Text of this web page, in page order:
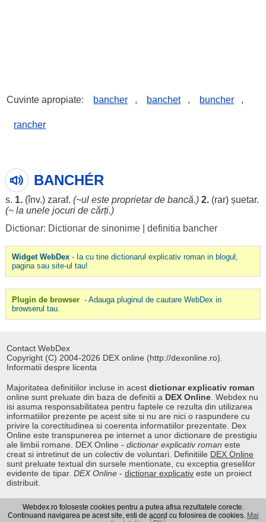
Cuvinte apropiate: bancher , banchet , buncher ,
rancher
BANCHÉR
s. 1.(înv.) zaraf. (~ul este proprietarde bancă.) 2.(rar) șuetar.
(~ la unele jocuride cărți.)
Dictionar: Dictionar de sinonime| definitia bancher
Widget WebDex- Ia cu tine dictionarul explicativ roman in blogul,
pagina sau site-ul tau!
Plugin de browser - Adauga pluginul de cautare WebDex in
browserul tau.
Contact WebDex
Copyright (C) 2004-2026 DEX online (http://dexonline.ro).
Informatii despre licenta
Majoritatea definitiilor incluse in acestdictionar explicativ roman
online sunt preluate din baza de definitii a DEX Online . Webdex nu
isi asuma responsabilitatea pentru faptele ce rezulta din utilizarea
informatiilor prezente pe acest site si nu are nici o raspundere cu
privire la corectitudinea si coerenta informatiilor prezentate. Dex
Online este transpunerea pe internet a unor dictionare de prestigiu
ale limbii romane. DEX Online -dictionar explicativ roman este
creat si intretinut de un colectiv de voluntari. Definitiile DEX Online
sunt preluate textual din sursele mentionate, cu exceptia greselilor
evidente de tipar.DEX Online -dictionar explicativ este un proiect
distribuit.
Curs valutar|Kurs walut|Pret fier vechi
Webdex.ro foloseste cookies pentru a putea afisa rezultatele corecte.
Continuand navigarea pe acest site, esti de acord cu folosirea de cookies. Mai